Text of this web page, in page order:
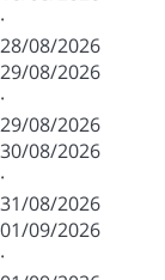
·
28/08/2026
29/08/2026
·
29/08/2026
30/08/2026
·
31/08/2026
01/09/2026
·